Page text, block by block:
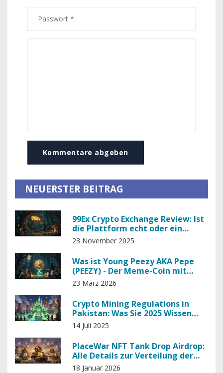
Kommentare abgeben
NEUERSTER BEITRAG
99Ex Crypto Exchange Review: Ist
die Plattform echt oder ein
Betrug?
23 November 2025
Was ist Young Peezy AKA Pepe
(PEEZY) - Der Meme-Coin mit
hoher Volatilität und geringer
23 März 2026
Crypto Mining Regulations in
Pakistan: Was Sie 2025 Wissen
Müssen
14 Juli 2025
PlaceWar NFT Tank Drop Airdrop:
Alle Details zur Verteilung der
NFT-Panzer
18 Januar 2026